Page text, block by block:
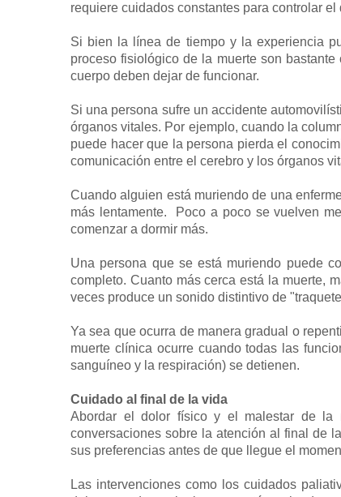
requiere cuidados constantes para controlar el
Si bien la línea de tiempo y la experiencia
proceso fisiológico de la muerte son
cuerpo deben dejar de funcionar.
Si una persona sufre un accidente
órganos vitales. Por ejemplo, cuando la
puede hacer que la persona pierda el
comunicación entre el cerebro y los órganos
Cuando alguien está muriendo de una
más lentamente. Poco a poco se vuelven
comenzar a dormir más.
Una persona que se está muriendo puede
completo. Cuanto más cerca está la muerte,
veces produce un sonido distintivo de
Ya sea que ocurra de manera gradual o
muerte clínica ocurre cuando todas las
sanguíneo y la respiración) se detienen.
Cuidado al final de la vida
Abordar el dolor físico y el malestar de la
conversaciones sobre la atención al final de
sus preferencias antes de que llegue el
Las intervenciones como los cuidados